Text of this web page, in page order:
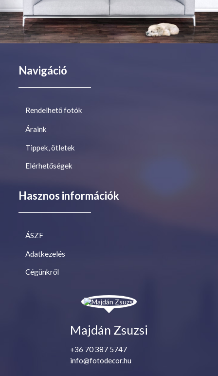
Navigáció
Rendelhető fotók
Áraink
Tippek, ötletek
Elérhetőségek
Hasznos információk
ÁSZF
Adatkezelés
Cégünkről
Majdán Zsuzsi
+36 70 387 5747
info@fotodecor.hu